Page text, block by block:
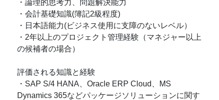
・論理的思考力、問題解決能力
・会計基礎知識(簿記2級程度)
・日本語能力(ビジネス使用に支障のないレベル）
・2年以上のプロジェクト管理経験（マネジャー以上
の候補者の場合）
評価される知識と経験
・SAP S/4 HANA、Oracle ERP Cloud、MS
Dynamics 365などパッケージソリューションに関す